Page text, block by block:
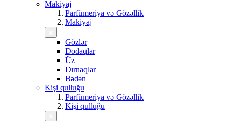
Makiyaj
Parfümeriya və Gözəllik
Makiyaj
Gözlər
Dodaqlar
Üz
Dırnaqlar
Bədən
Kişi qulluğu
Parfümeriya və Gözəllik
Kişi qulluğu